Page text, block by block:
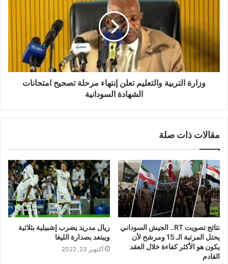
وزارة التربية والتعليم تعلن إنتهاء مرحلة تصحيح امتحانات
الشهادة السودانية
مقالات ذات صلة
نتائج تصويت RT.. الجيش السوداني
يحتل المرتبة الـ 15 ومرشح لأن
يكون هو الأكثر كفاءة خلال العقد
القادم
ريال مدريد يضرب إشبيلية بثلاثية
ويبتعد بصدارة الليغا
أكتوبر 23, 2022